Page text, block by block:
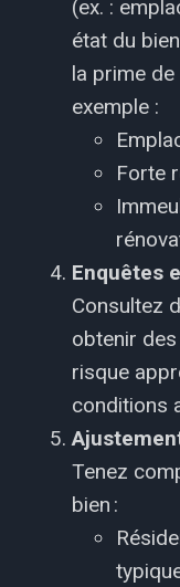
(ex. :
état du
la prime
exemple :
Forte
Enquêtes
Consultez
obtenir
risque
conditions
Tenez
bien :